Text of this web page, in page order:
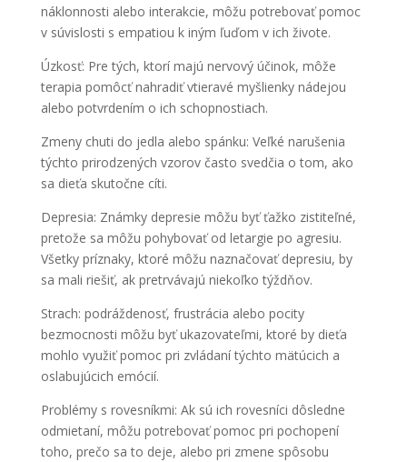
náklonnosti alebo interakcie, môžu potrebovať pomoc
v súvislosti s empatiou k iným ľuďom v ich živote.
Úzkosť: Pre tých, ktorí majú nervový účinok, môže
terapia pomôcť nahradiť vtieravé myšlienky nádejou
alebo potvrdením o ich schopnostiach.
Zmeny chuti do jedla alebo spánku: Veľké narušenia
týchto prirodzených vzorov často svedčia o tom, ako
sa dieťa skutočne cíti.
Depresia: Známky depresie môžu byť ťažko zistiteľné,
pretože sa môžu pohybovať od letargie po agresiu.
Všetky príznaky, ktoré môžu naznačovať depresiu, by
sa mali riešiť, ak pretrvávajú niekoľko týždňov.
Strach: podráždenosť, frustrácia alebo pocity
bezmocnosti môžu byť ukazovateľmi, ktoré by dieťa
mohlo využiť pomoc pri zvládaní týchto mätúcich a
oslabujúcich emócií.
Problémy s rovesníkmi: Ak sú ich rovesníci dôsledne
odmietaní, môžu potrebovať pomoc pri pochopení
toho, prečo sa to deje, alebo pri zmene spôsobu